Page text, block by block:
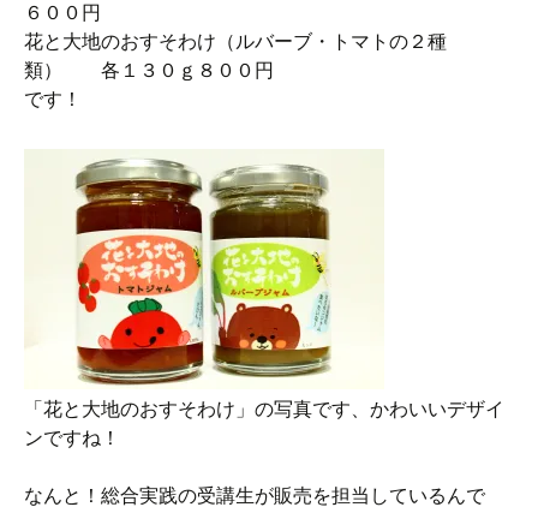
６００円
花と大地のおすそわけ（ルバーブ・トマトの２種
類） 各１３０ｇ８００円
です！
「花と大地のおすそわけ」の写真です、かわいいデザイ
ンですね！
なんと！総合実践の受講生が販売を担当しているんで